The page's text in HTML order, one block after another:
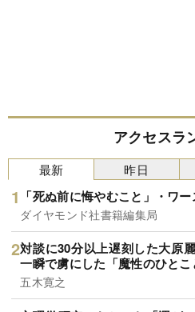
アクセスラ
最新
「死ぬ前に悔やむこと」・ワー
ダイヤモンド社書籍編集局
対談に30分以上遅刻した大原
一瞬で虜にした「魔性のひとこ
五木寛之
昨日